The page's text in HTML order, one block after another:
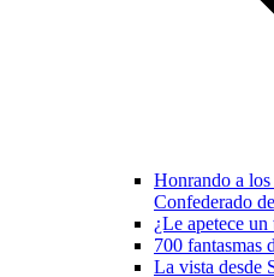
Honrando a
Confederado
¿Le apetece un
700 fantasmas
La vista desde